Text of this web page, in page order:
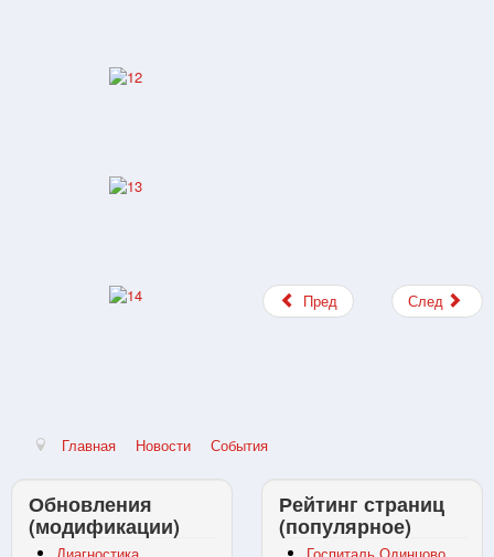
Пред След
Главная Новости События
Обновления
(модификации)
Рейтинг страниц
(популярное)